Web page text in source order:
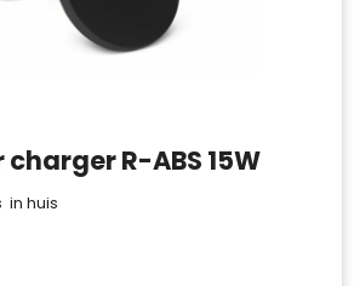
R-ABS 15W
in huis